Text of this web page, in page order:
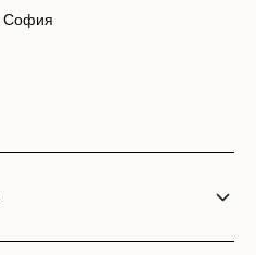
София